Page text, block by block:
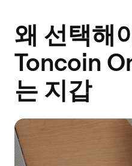
왜 선택해
Toncoin
는 지갑